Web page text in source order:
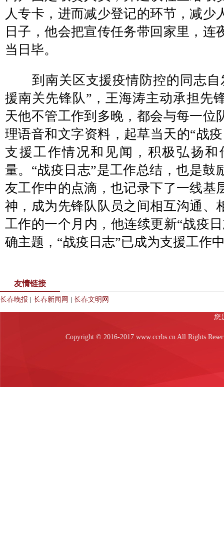
人专卡，进而减少登记的环节，减少
日子，他会把宣传任务带回家里，连
当日毕。
到南关区支援疫情防控的同志自
援南关先锋队”，王海涛主动承担先
天他不管工作到多晚，都会与每一位
理语音和文字资料，起草当天的“战
支援工作情况和见闻，积极弘扬
量。“战疫日志”是工作总结，也是鼓
友工作中的点滴，也记录下了一线基
神，成为先锋队队员之间相互沟通、
工作的一个月内，他连续更新“战疫
确主题，“战疫日志”已成为支援工作
友情链接
长春晚报 长春新闻网 长春文明网
Copyright © 2016-2017 www.ccrbs.cn All